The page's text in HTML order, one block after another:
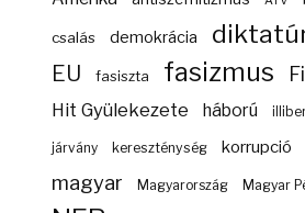
csalás demokrácia
EU fasiszta fasizmus
Hit Gyülekezete háború
járvány kereszténység korrupció
magyar Magyarország Magyar